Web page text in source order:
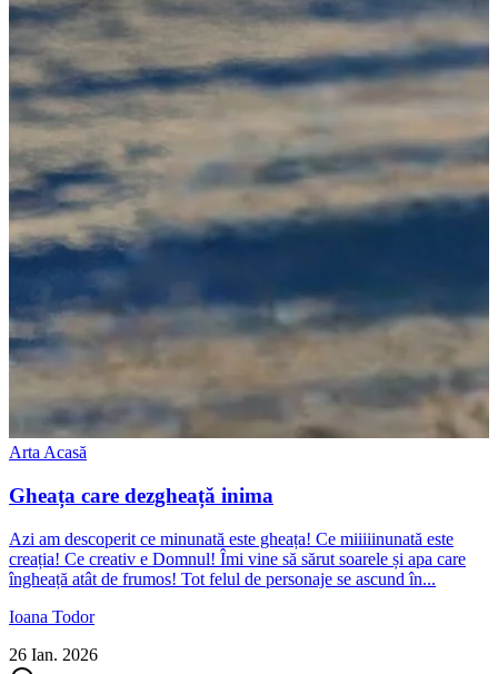
Arta Acasă
Gheața care dezgheață inima
Azi am descoperit ce minunată este gheața! Ce miiiiinunată este
creația! Ce creativ e Domnul! Îmi vine să sărut soarele și apa care
îngheață atât de frumos! Tot felul de personaje se ascund în...
Ioana Todor
26 Ian. 2026